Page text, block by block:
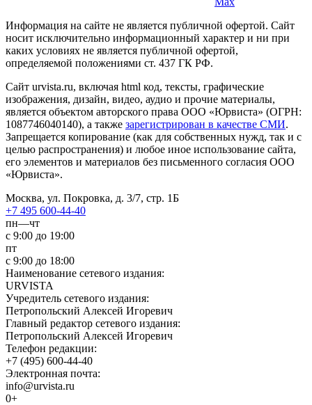
Информация на сайте не является публичной офертой. Cайт
носит исключительно информационный характер и ни при
каких условиях не является публичной офертой,
определяемой положениями ст. 437 ГК РФ.
Сайт urvista.ru, включая html код, тексты, графические
изображения, дизайн, видео­, аудио­ и прочие материалы,
является объектом авторского права ООО «Юрвиста» (ОГРН:
1087746040140), а также зарегистрирован в качестве СМИ.
Запрещается копирование (как для собственных нужд, так и с
целью распространения) и любое иное использование сайта,
его элементов и материалов без письменного согласия ООО
«Юрвиста».
Москва, ул. Покровка, д. 3/7, стр. 1Б
+7 495 600-44-40
пн—чт
с 9:00 до 19:00
пт
с 9:00 до 18:00
Наименование сетевого издания:
URVISTA
Учредитель сетевого издания:
Петропольский Алексей Игоревич
Главный редактор сетевого издания:
Петропольский Алексей Игоревич
Телефон редакции:
+7 (495) 600-44-40
Электронная почта:
info@urvista.ru
0+